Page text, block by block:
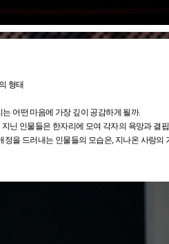
형태
어떤 마음에 가장 깊이 공감하게 될까.
닌 인물들은 한자리에 모여 각자의 욕망과 결
을 드러내는 인물들의 모습은, 지나온 사랑의